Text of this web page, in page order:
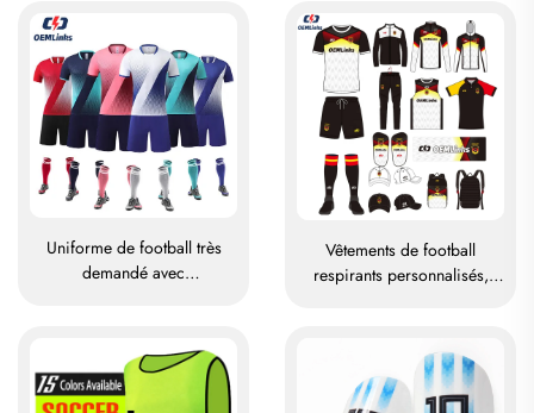
gilets de marquage (pinnies)
complets, survêtements de
football, maillots de football
sublimés, vêtements de
football
Uniforme de football très
demandé avec
Vêtements de football
respirants personnalisés,
shirts de football, ensembles
d'uniformes, maillots de
football sublimés